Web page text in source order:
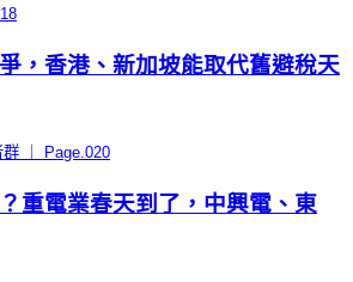
，香港、新加坡能取代舊避稅天
｜ Page.020
重電業春天到了，中興電、東